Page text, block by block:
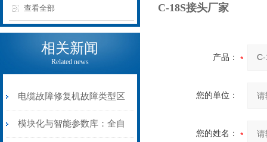
查看全部
相关新闻
Related news
电缆故障修复机故障类型区
分指南：从“绝缘电
模块化与智能参数库：全自
C-18S接头厂家
产品：
您的单位：
您的姓名：